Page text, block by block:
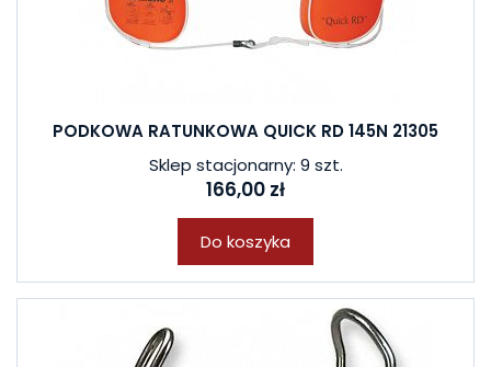
PODKOWA RATUNKOWA QUICK RD 145N 21305
Sklep stacjonarny: 9 szt.
166,00 zł
Do koszyka